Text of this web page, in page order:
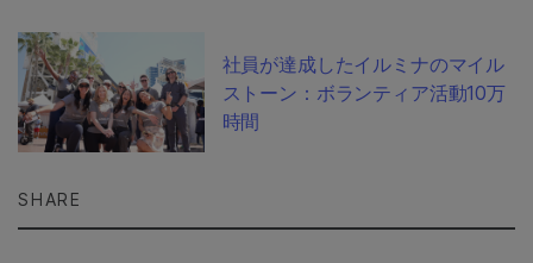
社員が達成したイルミナのマイル
ストーン：ボランティア活動10万
時間
SHARE